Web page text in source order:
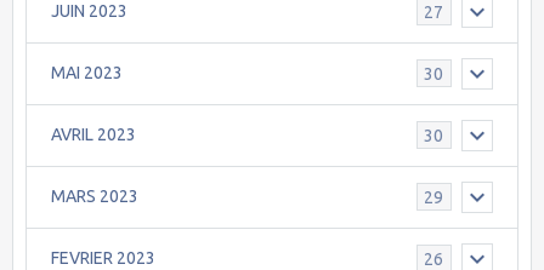
JUIN 2023 27
MAI 2023 30
AVRIL 2023 30
MARS 2023 29
FEVRIER 2023 26